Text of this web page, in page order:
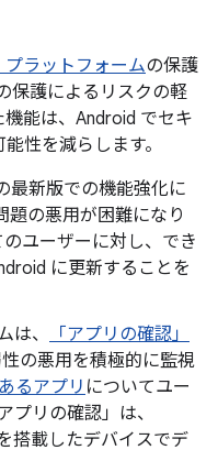
ラットフォームの保護
保護によるリスクの軽
能は、Android でセキ
性を減らします。
最新版での機能強化に
題の悪用が困難になり
ユーザーに対し、でき
に更新することを
は、
「アプリの確認」
の悪用を積極的に監視
るアプリ についてユー
プリの確認」は、
搭載したデバイスでデ